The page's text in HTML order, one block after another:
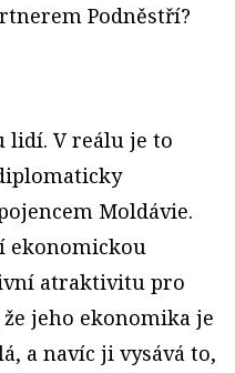
Podněstří?
lidí. V reálu je to
Moldávie.
ekonomickou
atraktivitu pro
jeho ekonomika je
a navíc ji vysává to,